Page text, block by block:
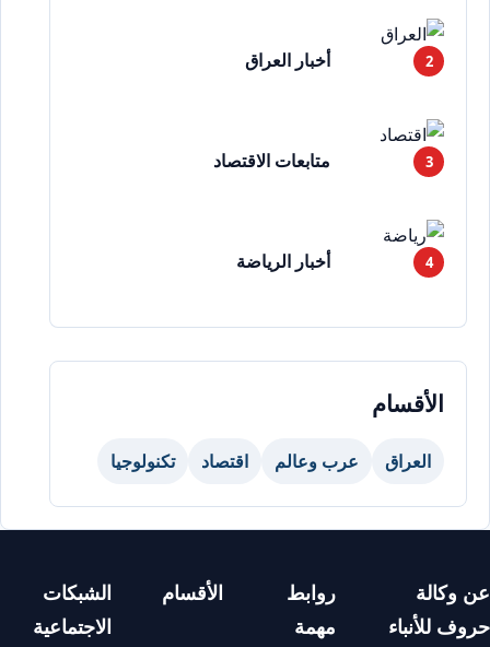
أخبار العراق
متابعات الاقتصاد
أخبار الرياضة
الأقسام
العراق عرب وعالم اقتصاد تكنولوجيا
عن وكالة
حروف للأنباء
روابط
مهمة
الأقسام
الشبكات
الاجتماعية